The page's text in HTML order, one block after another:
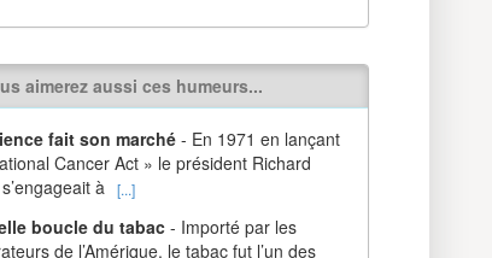
aimerez aussi ces humeurs...
fait son marché- En 1971 en lançant
Cancer Act » le président Richard
à
[...]
boucle du tabac- Importé par les
de l’Amérique, le tabac fut l’un des